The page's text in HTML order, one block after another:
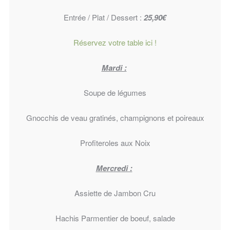
Entrée / Plat / Dessert : 25,90€
Réservez votre table ici !
Mardi :
Soupe de légumes
Gnocchis de veau gratinés, champignons et poireaux
Profiteroles aux Noix
Mercredi :
Assiette de Jambon Cru
Hachis Parmentier de boeuf, salade